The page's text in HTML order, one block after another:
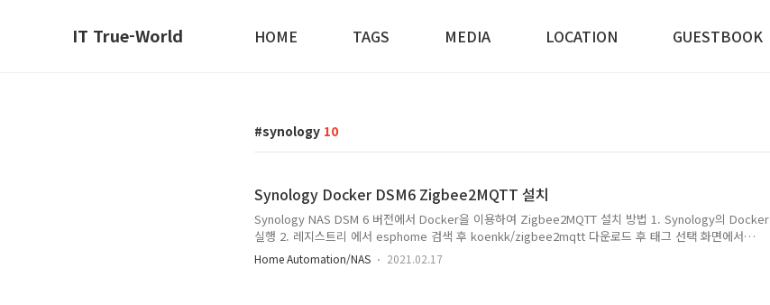
IT True-World HOME TAGS MEDIA LOCATION GUESTBOOK
synology 10
Synology Docker DSM6 Zigbee2MQTT 설치
Synology NAS DSM 6 버전에서 Docker을 이용하여 Zigbee2MQTT 설치 방법 1. Synology의 Docker
실행 2. 레지스트리 에서 esphome 검색 후 koenkk/zigbee2mqtt 다운로드 후 태그 선택 화면에서
latest 선택(혹은 latest-dev) 3. 메뉴의 이미지에 1 숫자 활성화 되고 다운로드 완료후 실행 버튼 활성화
됨 4. 이미지의 koenkk/zigbee2mqtt:latest 더블클릭 후 컨테이너 생성 화면에서 4-1 컨테이너 이름
Home Automation/NAS 2021.02.17